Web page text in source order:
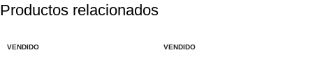
Productos relacionados
VENDIDO VENDIDO